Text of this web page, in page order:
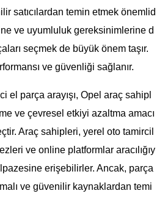
satıcılardan temin etmek önemlid
ve uyumluluk gereksinimlerine d
seçmek de büyük önem taşır.
ve güvenliği sağlanır.
el parça arayışı, Opel araç sahipl
ve çevresel etkiyi azaltma amacı
Araç sahipleri, yerel oto tamircil
ve online platformlar aracılığıy
erişebilirler. Ancak, parça
ve güvenilir kaynaklardan temi